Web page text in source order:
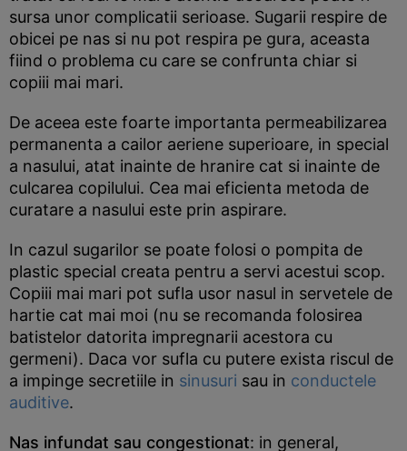
sursa unor complicatii serioase. Sugarii respire de
obicei pe nas si nu pot respira pe gura, aceasta
fiind o problema cu care se confrunta chiar si
copiii mai mari.
De aceea este foarte importanta permeabilizarea
permanenta a cailor aeriene superioare, in special
a nasului, atat inainte de hranire cat si inainte de
culcarea copilului. Cea mai eficienta metoda de
curatare a nasului este prin aspirare.
In cazul sugarilor se poate folosi o pompita de
plastic special creata pentru a servi acestui scop.
Copiii mai mari pot sufla usor nasul in servetele de
hartie cat mai moi (nu se recomanda folosirea
batistelor datorita impregnarii acestora cu
germeni). Daca vor sufla cu putere exista riscul de
a impinge secretiile in sinusuri sau in conductele
auditive.
Nas infundat sau congestionat: in general,